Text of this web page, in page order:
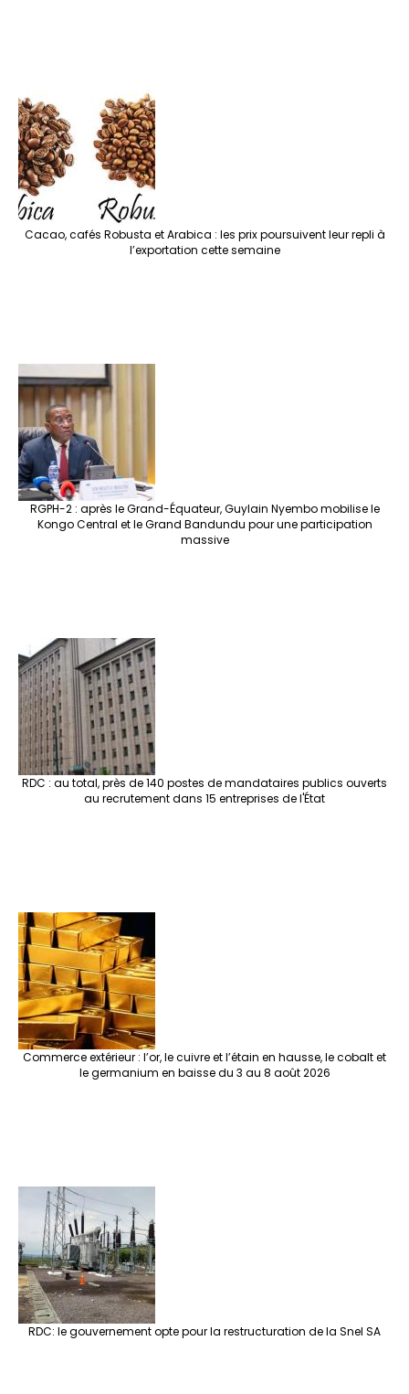
Cacao, cafés Robusta et Arabica : les prix poursuivent leur repli à
l’exportation cette semaine
RGPH-2 : après le Grand-Équateur, Guylain Nyembo mobilise le
Kongo Central et le Grand Bandundu pour une participation
massive
RDC : au total, près de 140 postes de mandataires publics ouverts
au recrutement dans 15 entreprises de l'État
Commerce extérieur : l’or, le cuivre et l’étain en hausse, le cobalt et
le germanium en baisse du 3 au 8 août 2026
RDC: le gouvernement opte pour la restructuration de la Snel SA